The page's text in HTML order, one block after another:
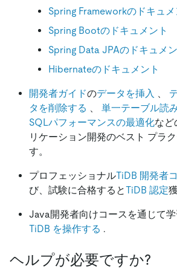
Spring Frameworkのドキュメ
Spring Bootのドキュメント
Spring Data JPAのドキュメ
Hibernateのドキュメント
開発者ガイドのデータを挿入 、
タを削除する 、 単一テーブル読
SQLパフォーマンスの最適化など
リケーション開発のベスト プラ
す。
プロフェッショナルTiDB 開発者
び、試験に合格するとTiDB 認定
Java開発者向けコースを通じて
TiDB を操作する .
ヘルプが必要ですか?